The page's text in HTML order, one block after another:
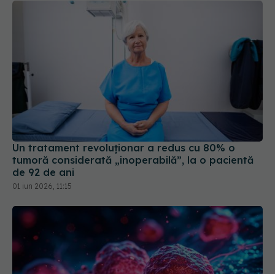
Un tratament revoluționar a redus cu 80% o
tumoră considerată „inoperabilă”, la o pacientă
de 92 de ani
01 iun 2026, 11:15